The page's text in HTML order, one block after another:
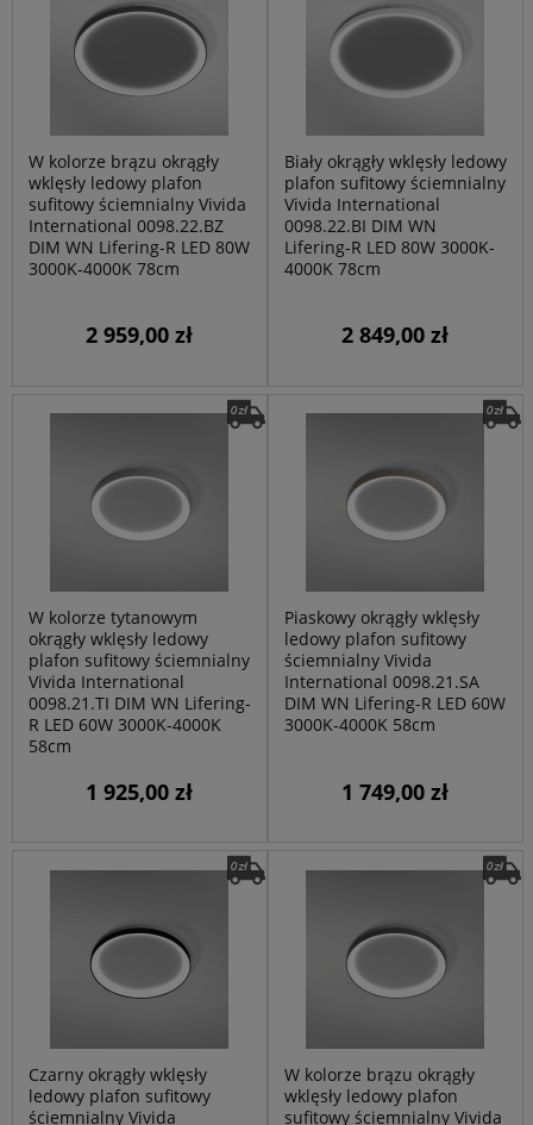
W kolorze brązu okrągły
wklęsły ledowy plafon
sufitowy ściemnialny Vivida
International 0098.22.BZ
DIM WN Lifering-R LED 80W
3000K-4000K 78cm
2 959,00 zł
Biały okrągły wklęsły ledowy
plafon sufitowy ściemnialny
Vivida International
0098.22.BI DIM WN
Lifering-R LED 80W 3000K-
4000K 78cm
2 849,00 zł
W kolorze tytanowym
okrągły wklęsły ledowy
plafon sufitowy ściemnialny
Vivida International
0098.21.TI DIM WN Lifering-
R LED 60W 3000K-4000K
58cm
1 925,00 zł
Piaskowy okrągły wklęsły
ledowy plafon sufitowy
ściemnialny Vivida
International 0098.21.SA
DIM WN Lifering-R LED 60W
3000K-4000K 58cm
1 749,00 zł
Czarny okrągły wklęsły
ledowy plafon sufitowy
ściemnialny Vivida
W kolorze brązu okrągły
wklęsły ledowy plafon
sufitowy ściemnialny Vivida